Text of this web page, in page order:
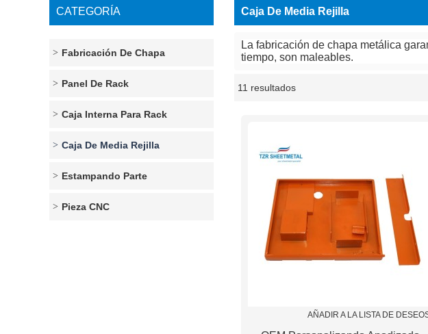
CATEGORÍA
Fabricación De Chapa
Panel De Rack
Caja Interna Para Rack
Caja De Media Rejilla
Estampando Parte
Pieza CNC
Caja De Media Rejilla
La fabricación de chapa metálica
tiempo, son maleables.
11 resultados
AÑADIR A LA LISTA DE